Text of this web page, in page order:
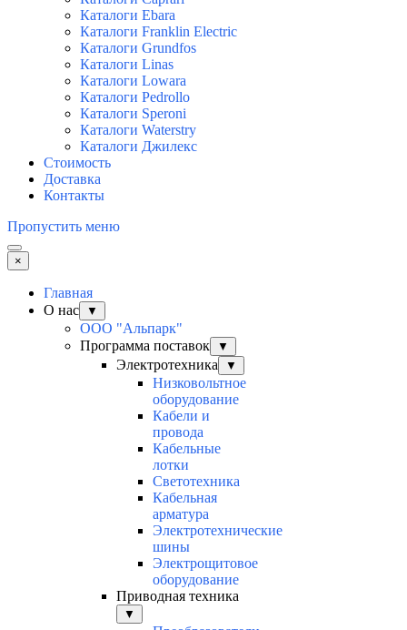
Каталоги Ebara
Каталоги Franklin Electric
Каталоги Grundfos
Каталоги Linas
Каталоги Lowara
Каталоги Pedrollo
Каталоги Speroni
Каталоги Waterstry
Каталоги Джилекс
Стоимость
Доставка
Контакты
Пропустить меню
×
Главная
О нас
▼
ООО "Альпарк"
Программа поставок
▼
Электротехника ▼
Низковольтное
оборудование
Кабели и
провода
Кабельные
лотки
Светотехника
Кабельная
арматура
Электротехнические
шины
Электрощитовое
оборудование
Приводная техника
▼